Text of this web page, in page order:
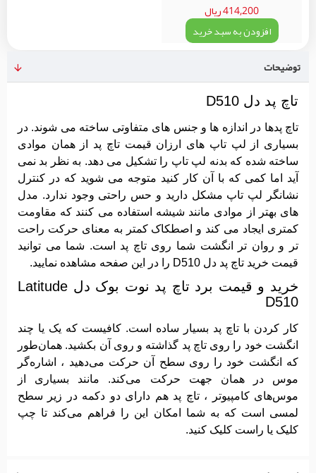
414,200 ریال
افزودن به سبد خرید
توضیحات
تاچ پد دل D510
تاچ پدها در اندازه ها و جنس های متفاوتی ساخته می شوند. در
بسیاری از لپ تاپ های ارزان قیمت تاچ پد از همان موادی
ساخته شده که بدنه لپ تاپ را تشکیل می دهد. به نظر بد نمی
آید اما کمی که با آن کار کنید متوجه می شوید که در کنترل
نشانگر لپ تاپ مشکل دارید و حس راحتی وجود ندارد. مدل
های بهتر از موادی مانند شیشه استفاده می کنند که مقاومت
کمتری ایجاد می کند و اصطکاک کمتر به معنای حرکت راحت
تر و روان تر انگشت شما روی تاچ پد است. شما می توانید
قیمت خرید تاچ پد دل D510 را در این صفحه مشاهده نمایید.
خرید و قیمت برد تاچ پد نوت بوک دل Latitude
D510
کار کردن با تاچ پد بسیار ساده است. کافیست که یک یا چند
انگشت خود را روی تاچ پد گذاشته و روی آن بکشید. همان‌طور
که انگشت خود را روی سطح آن حرکت می‌دهید ، اشاره‌گر
موس در همان جهت حرکت می‌کند. مانند بسیاری از
موس‌های کامپیوتر ، تاچ پد هم دارای دو دکمه در زیر سطح
لمسی است که به شما امکان این را فراهم می‌کند تا چپ
کلیک یا راست کلیک کنید.